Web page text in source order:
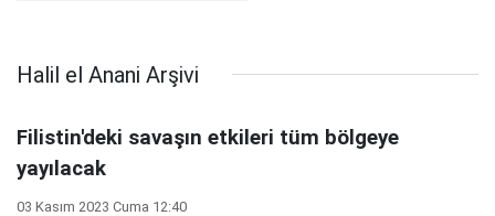
Halil el Anani Arşivi
Filistin'deki savaşın etkileri tüm bölgeye
yayılacak
03 Kasım 2023 Cuma 12:40